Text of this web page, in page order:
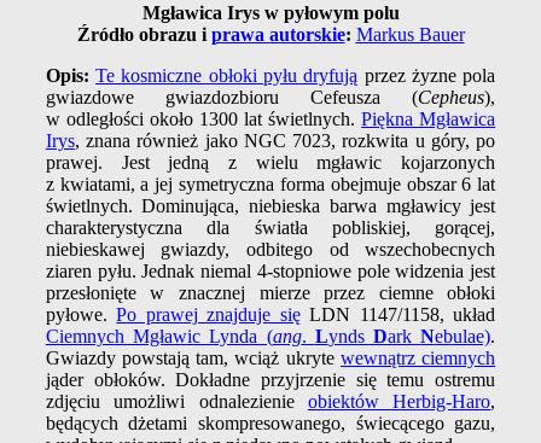
Mgławica Irys w pyłowym polu
Źródło obrazu i prawa autorskie: Markus Bauer
Opis:Te kosmiczne obłoki pyłu dryfują przez żyzne pola
gwiazdowe gwiazdozbioru Cefeusza (Cepheus),
w odległości około 1300 lat świetlnych.Piękna Mgławica
Irys, znana również jako NGC 7023, rozkwita u góry, po
prawej. Jest jedną z wielu mgławic kojarzonych
z kwiatami, a jej symetryczna forma obejmuje obszar 6 lat
świetlnych. Dominująca, niebieska barwa mgławicy jest
charakterystyczna dla światła pobliskiej, gorącej,
niebieskawej gwiazdy, odbitego od wszechobecnych
ziaren pyłu. Jednak niemal 4-stopniowe pole widzenia jest
przesłonięte w znacznej mierze przez ciemne obłoki
pyłowe.Po prawej znajduje sięLDN 1147/1158, układ
Ciemnych Mgławic Lynda (ang. Lynds DarkNebulae).
Gwiazdy powstają tam, wciąż ukryte wewnątrz ciemnych
jąder obłoków. Dokładne przyjrzenie się temu ostremu
zdjęciu umożliwi odnalezienie obiektów Herbig-Haro,
będących dżetami skompresowanego, świecącego gazu,